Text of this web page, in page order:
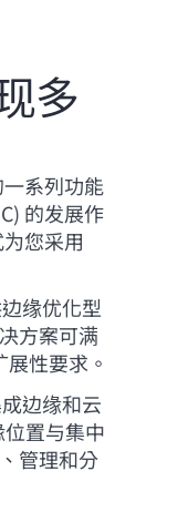
多
系列功能
的发展作
您采用
缘优化型
方案可满
性要求。
边缘和云
置与集中
管理和分